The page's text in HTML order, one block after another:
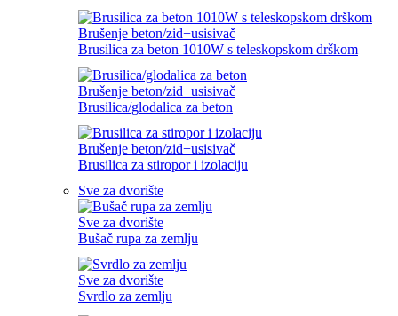
Brušenje beton/zid+usisivač
Brusilica za beton 1010W s teleskopskom drškom
Brušenje beton/zid+usisivač
Brusilica/glodalica za beton
Brušenje beton/zid+usisivač
Brusilica za stiropor i izolaciju
Sve za dvorište
Sve za dvorište
Bušač rupa za zemlju
Sve za dvorište
Svrdlo za zemlju